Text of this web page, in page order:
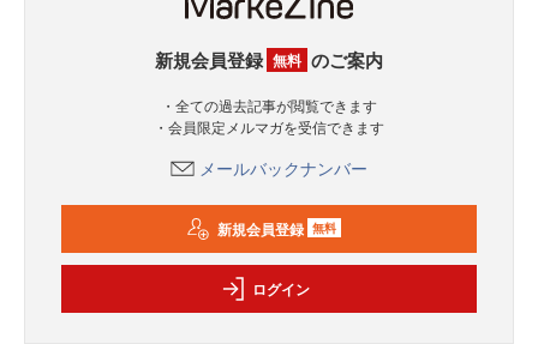
新規会員登録 無料 のご案内
・全ての過去記事が閲覧できます
・会員限定メルマガを受信できます
メールバックナンバー
新規会員登録 無料
ログイン